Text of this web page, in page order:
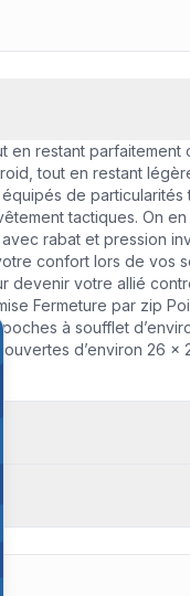
en restant
tout en restant
de
tactiques. On
rabat et pression
confort lors de vos
devenir votre allié
Fermeture par zip
à soufflet
d’environ 26 x